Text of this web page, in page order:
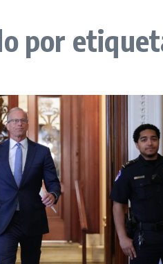
por